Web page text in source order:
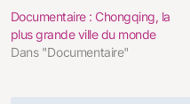
Documentaire : Chongqing, la
plus grande ville du monde
Dans "Documentaire"